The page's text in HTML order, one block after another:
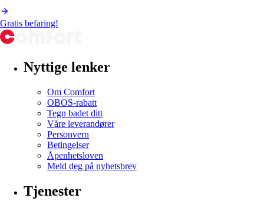
Gratis befaring!
Nyttige lenker
Om Comfort
OBOS-rabatt
Tegn badet ditt
Våre leverandører
Personvern
Betingelser
Åpenhetsloven
Meld deg på nyhetsbrev
Tjenester